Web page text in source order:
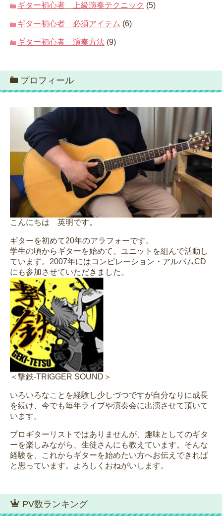
ギター初心者 上級演奏テクニック (5)
ギター初心者 必須アイテム (6)
ギター初心者 演奏方法 (9)
プロフィール
こんにちは 英明です。
ギターを初めて20年のアラフォーです。
学生の頃からギターを始めて、ユニットを組んで活動し
ています。2007年にはコンピレーション・アルバムCD
にも参加させていただきました。
＜撃鉄-TRIGGER SOUND＞
いろいろなことを経験し少しづつですが自分なりに成長
を続け、今でも毎年ライブや演奏会に出演させて頂いて
います。
プロギターリストではありませんが、趣味としてのギタ
ーを楽しみながら、生徒さんにも教えています。そんな
経験を、これからギターを始めたい方へお伝えできれば
と思っています。よろしくおねがいします。
PV数ランキング